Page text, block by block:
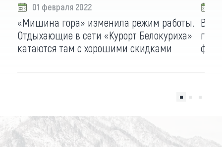
01 февраля 2022
«Мишина гора» изменила режим работы.
Отдыхающие в сети «Курорт Белокуриха»
катаются там с хорошими скидками
В